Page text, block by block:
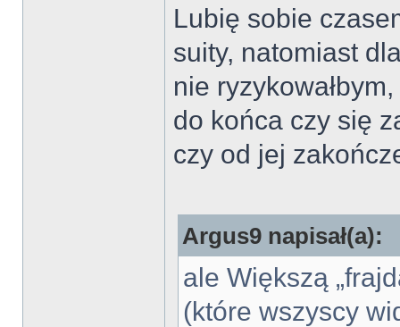
Lubię sobie
suity, natomiast
nie
do końca czy się
czy od jej
Argus9 napisał(a):
ale Większą
(które wszyscy